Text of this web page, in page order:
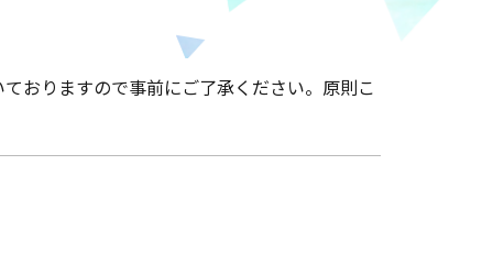
おりますので事前にご了承ください。原則こ